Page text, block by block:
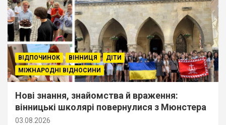
ВІДПОЧИНОК ВІННИЦЯ
ДІТИ
МІЖНАРОДНІ ВІДНОСИНИ
Нові знання, знайомства й враження:
вінницькі школярі повернулися з Мюнстера
03.08.2026